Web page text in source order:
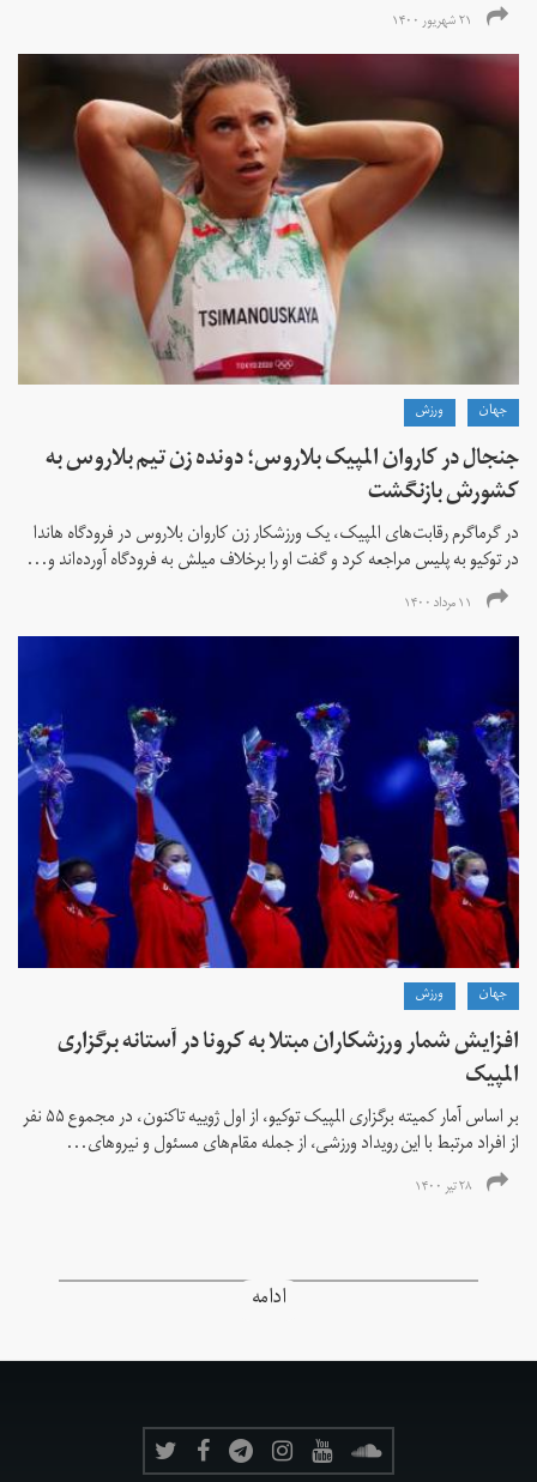
۲۱ شهریور ۱۴۰۰
جهان ورزش
جنجال در کاروان المپیک بلاروس؛ دونده زن تیم بلاروس به
کشورش بازنگشت
در گرماگرم رقابت‌های المپیک، یک ورزشکار زن کاروان بلاروس در فرودگاه هاندا
در توکیو به پلیس مراجعه کرد و گفت او را برخلاف میلش به فرودگاه آورده‌اند و...
۱۱ مرداد ۱۴۰۰
جهان ورزش
افزایش شمار ورزشکاران مبتلا به کرونا در آستانه برگزاری
المپیک
بر اساس آمار کمیته برگزاری المپیک توکیو، از اول ژوییه تاکنون، در مجموع ۵۵ نفر
از افراد مرتبط با این رویداد ورزشی، از جمله مقام‌های مسئول و نیروهای...
۲۸ تیر ۱۴۰۰
ادامه